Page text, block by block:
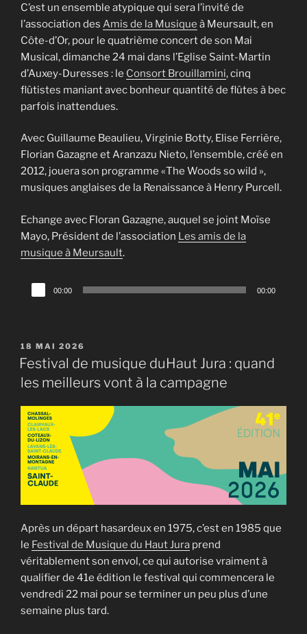
C’est un ensemble atypique qui sera l’invité de
l’association des Amis de la Musique à Meursault, en
Côte-d’Or, pour le quatrième concert de son Mai
Musical, dimanche 24 mai dans l’Eglise Saint-Martin
d’Auxey-Duresses : le Consort Brouillamini, cinq
flûtistes maniant avec bonheur quantité de flûtes à bec
parfois inattendues.
Avec Guillaume Beaulieu, Virginie Botty, Elise Ferrière,
Florian Gazagne et Aranzazu Nieto, l’ensemble, créé en
2012, jouera son programme «The Woods so wild »,
musiques anglaises de la Renaissance à Henry Purcell.
Echange avec Floran Gazagne, auquel se joint Moïse
Mayo, Président de l’association Les amis de la
musique à Meursault.
Lecteur
audio
00:00 00:00
PUBLIÉ
LE
18 MAI 2026
Festival de musique duHaut Jura : quand
les meilleurs vont à la campagne
Après un départ hasardeux en 1975, c’est en 1985 que
le Festival de Musique du Haut Jura prend
véritablement son envol, ce qui autorise vraiment à
qualifier de 41e édition le festival qui commencera le
vendredi 22 mai pour se terminer un peu plus d’une
semaine plus tard.